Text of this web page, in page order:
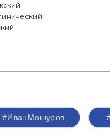
#ИванМошуров